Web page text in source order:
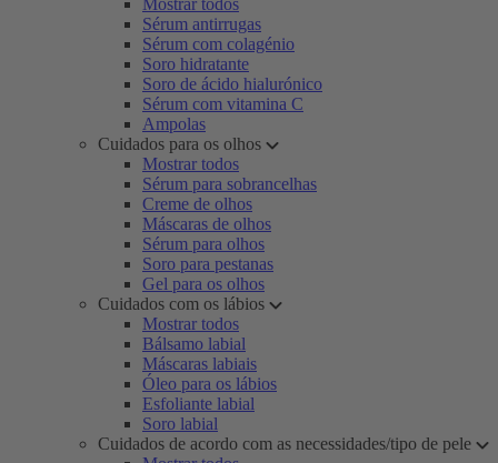
Mostrar todos
Sérum antirrugas
Sérum com colagénio
Soro hidratante
Soro de ácido hialurónico
Sérum com vitamina C
Ampolas
Cuidados para os olhos
Mostrar todos
Sérum para sobrancelhas
Creme de olhos
Máscaras de olhos
Sérum para olhos
Soro para pestanas
Gel para os olhos
Cuidados com os lábios
Mostrar todos
Bálsamo labial
Máscaras labiais
Óleo para os lábios
Esfoliante labial
Soro labial
Cuidados de acordo com as necessidades/tipo de pele